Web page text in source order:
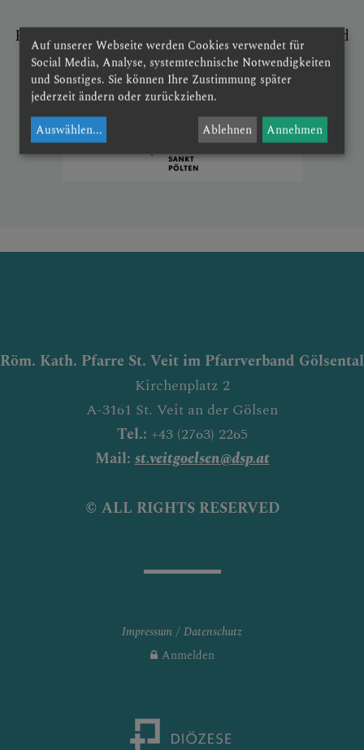
PFARRVERBANDSBLÄTT
ER
SEELSORGETEAM
Für weitere Infos klicken Sie bitte auf das Bild
Röm. Kath. Pfarre St. Veit im Pfarrverband Gölsental
Kirchenplatz 2
A-3161 St. Veit an der Gölsen
Tel.: +43 (2763) 2265
Mail: st.veitgoelsen@dsp.at
© ALL RIGHTS RESERVED
Impressum
Datenschutz
Anmelden
Auf unserer Webseite werden Cookies verwendet für
Social Media, Analyse, systemtechnische Notwendigkeiten
und Sonstiges. Sie können Ihre Zustimmung später
jederzeit ändern oder zurückziehen.
Auswählen... Ablehnen Annehmen